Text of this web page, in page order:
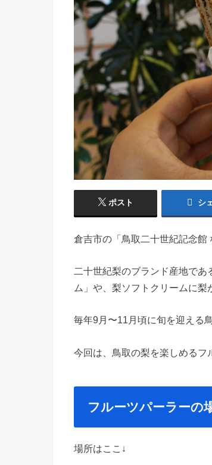
ポスト シ
倉吉市の「鳥取二十世紀記念館
二十世紀梨のブランド産地で
ム」や、梨ソフトクリームに梨
毎年9月〜11月頃に旬を迎える
今回は、鳥取の梨を楽しめるフ
フルーツパーラーの
場所はここ↓